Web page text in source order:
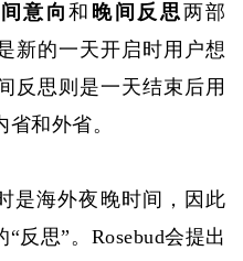
意向和 晚间反思两部
新的一天开启时用户想
反思则是一天结束后用
和外省。
是海外夜晚时间，因此
反思”。Rosebud会提出